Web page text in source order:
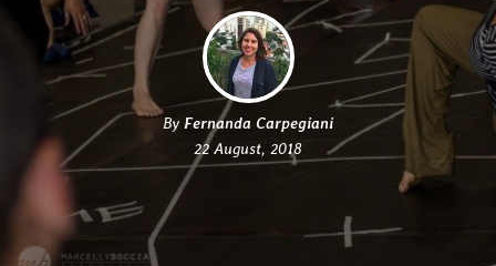
By Fernanda Carpegiani
22 August, 2018